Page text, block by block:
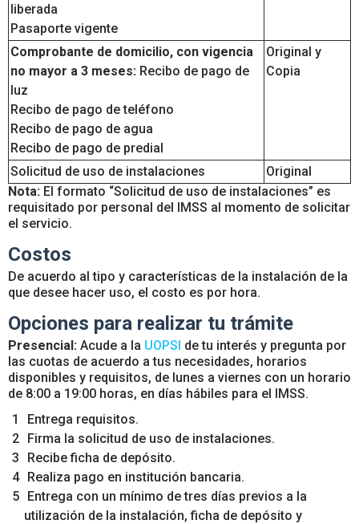
liberada
Pasaporte vigente
Comprobante de domicilio, con vigencia
no mayor a 3 meses: Recibo de pago de
luz
Recibo de pago de teléfono
Recibo de pago de agua
Recibo de pago de predial
Original y
Copia
Solicitud de uso de instalaciones
Original
Nota: El formato “Solicitud de uso de instalaciones” es
requisitado por personal del IMSS al momento de solicitar
el servicio.
Costos
De acuerdo al tipo y características de la instalación de la
que desee hacer uso, el costo es por hora.
Opciones para realizar tu trámite
Presencial: Acude a la UOPSI de tu interés y pregunta por
las cuotas de acuerdo a tus necesidades, horarios
disponibles y requisitos, de lunes a viernes con un horario
de 8:00 a 19:00 horas, en días hábiles para el IMSS.
Entrega requisitos.
Firma la solicitud de uso de instalaciones.
Recibe ficha de depósito.
Realiza pago en institución bancaria.
Entrega con un mínimo de tres días previos a la
utilización de la instalación, ficha de depósito y